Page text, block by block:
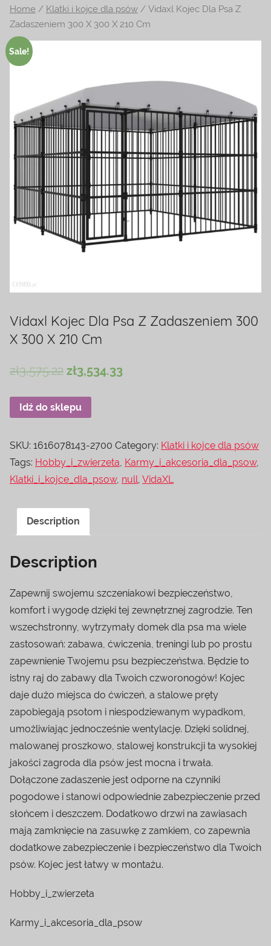
na
temat
terrarystyki
i
Home / Klatki i kojce dla psów / Vidaxl Kojec Dla Psa Z
Zadaszeniem 300 X 300 X 210 Cm
Sale!
Vidaxl Kojec Dla Psa Z Zadaszeniem 300
X 300 X 210 Cm
zł3,575.22 zł3,534.33
Idź do sklepu
SKU: 1616078143-2700 Category: Klatki i kojce dla psów
Tags: Hobby_i_zwierzeta, Karmy_i_akcesoria_dla_psow,
Klatki_i_kojce_dla_psow, null, VidaXL
Description
Description
Zapewnij swojemu szczeniakowi bezpieczeństwo,
komfort i wygodę dzięki tej zewnętrznej zagrodzie. Ten
wszechstronny, wytrzymały domek dla psa ma wiele
zastosowań: zabawa, ćwiczenia, treningi lub po prostu
zapewnienie Twojemu psu bezpieczeństwa. Będzie to
istny raj do zabawy dla Twoich czworonogów! Kojec
daje dużo miejsca do ćwiczeń, a stalowe pręty
zapobiegają psotom i niespodziewanym wypadkom,
umożliwiając jednocześnie wentylację. Dzięki solidnej,
malowanej proszkowo, stalowej konstrukcji ta wysokiej
jakości zagroda dla psów jest mocna i trwała.
Dołączone zadaszenie jest odporne na czynniki
pogodowe i stanowi odpowiednie zabezpieczenie przed
słońcem i deszczem. Dodatkowo drzwi na zawiasach
mają zamknięcie na zasuwkę z zamkiem, co zapewnia
dodatkowe zabezpieczenie i bezpieczeństwo dla Twoich
psów. Kojec jest łatwy w montażu.
Hobby_i_zwierzeta
Karmy_i_akcesoria_dla_psow